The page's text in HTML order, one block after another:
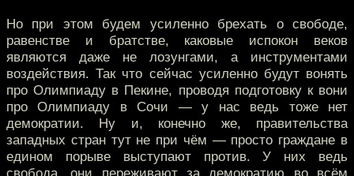
Но при этом будем усиленно брехать о свободе,
равенстве и братстве, каковые испокон веков
являются даже не лозунгами, а инструментами
воздействия. Так что сейчас усиленно будут вонять
про Олимпиаду в Пекине, проводя подготовку к вони
про Олимпиаду в Сочи — у нас ведь тоже нет
демократии. Ну и, конечно же, правительства
западных стран тут не при чём — просто граждане в
едином порыве выступают против. У них ведь